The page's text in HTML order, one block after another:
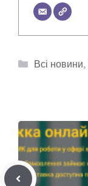
Категорії
Всі новини,